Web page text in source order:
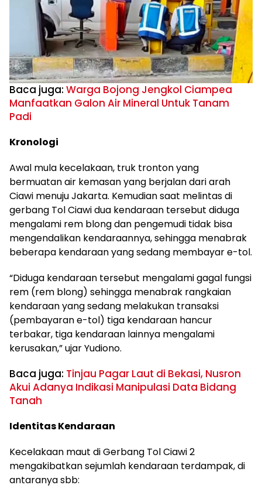
Baca juga: Warga Bojong Jengkol Ciampea
Manfaatkan Galon Air Mineral Untuk Tanam
Padi
Kronologi
Awal mula kecelakaan, truk tronton yang
bermuatan air kemasan yang berjalan dari arah
Ciawi menuju Jakarta. Kemudian saat melintas di
gerbang Tol Ciawi dua kendaraan tersebut diduga
mengalami rem blong dan pengemudi tidak bisa
mengendalikan kendaraannya, sehingga menabrak
beberapa kendaraan yang sedang membayar e-tol.
“Diduga kendaraan tersebut mengalami gagal fungsi
rem (rem blong) sehingga menabrak rangkaian
kendaraan yang sedang melakukan transaksi
(pembayaran e-tol) tiga kendaraan hancur
terbakar, tiga kendaraan lainnya mengalami
kerusakan,” ujar Yudiono.
Baca juga: Tinjau Pagar Laut di Bekasi, Nusron
Akui Adanya Indikasi Manipulasi Data Bidang
Tanah
Identitas Kendaraan
Kecelakaan maut di Gerbang Tol Ciawi 2
mengakibatkan sejumlah kendaraan terdampak, di
antaranya sbb: